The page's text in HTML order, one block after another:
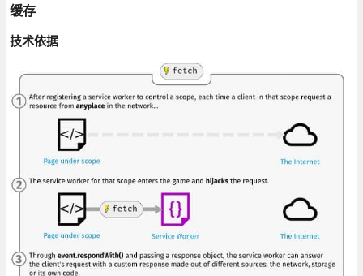
缓存
技术依据